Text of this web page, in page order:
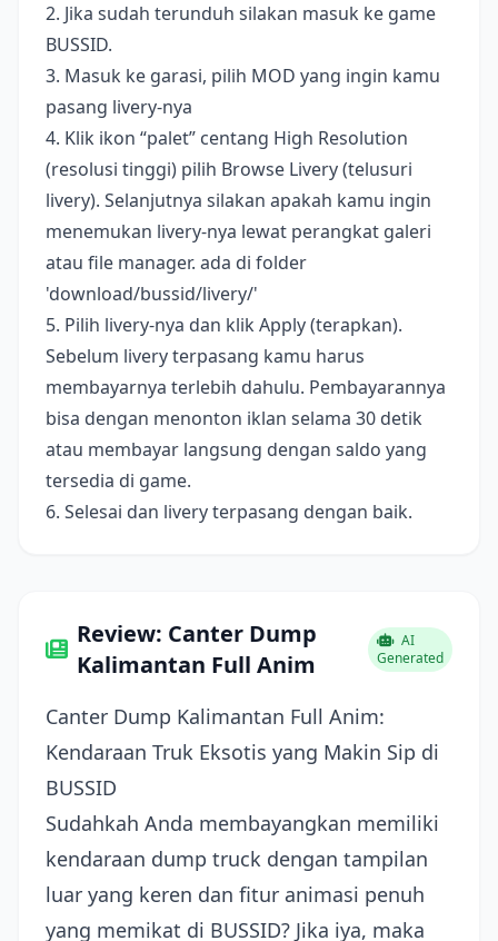
2. Jika sudah terunduh silakan masuk ke game
BUSSID.
3. Masuk ke garasi, pilih MOD yang ingin kamu
pasang livery-nya
4. Klik ikon “palet” centang High Resolution
(resolusi tinggi) pilih Browse Livery (telusuri
livery). Selanjutnya silakan apakah kamu ingin
menemukan livery-nya lewat perangkat galeri
atau file manager. ada di folder
'download/bussid/livery/'
5. Pilih livery-nya dan klik Apply (terapkan).
Sebelum livery terpasang kamu harus
membayarnya terlebih dahulu. Pembayarannya
bisa dengan menonton iklan selama 30 detik
atau membayar langsung dengan saldo yang
tersedia di game.
6. Selesai dan livery terpasang dengan baik.
Review: Canter Dump
Kalimantan Full Anim
AI
Generated
Canter Dump Kalimantan Full Anim:
Kendaraan Truk Eksotis yang Makin Sip di
BUSSID
Sudahkah Anda membayangkan memiliki
kendaraan dump truck dengan tampilan
luar yang keren dan fitur animasi penuh
yang memikat di BUSSID? Jika iya, maka